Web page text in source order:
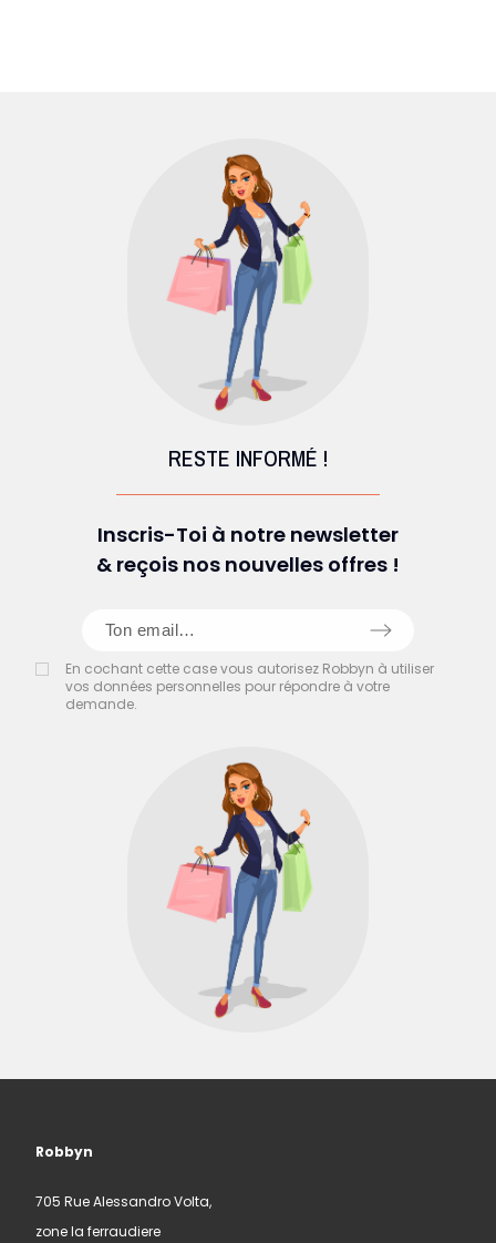
RESTE INFORMÉ !
Inscris-Toi à notre newsletter
& reçois nos nouvelles offres !
En cochant cette case vous autorisez Robbyn à utiliser
vos données personnelles pour répondre à votre
demande.
Robbyn
705 Rue Alessandro Volta,
zone la ferraudiere